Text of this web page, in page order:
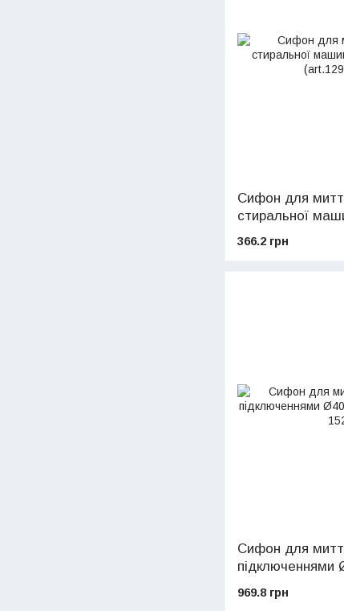
Сифон для
стиральної
366.2 грн
Сифон для
підключеннями
969.8 грн